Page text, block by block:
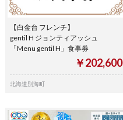
【白金台 フレンチ】
gentil H ジョンティアッシュ
「Menu gentil H」食事券
￥202,600
北海道別海町